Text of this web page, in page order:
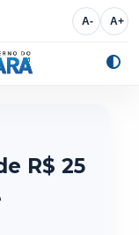
A- A+
R$ 25